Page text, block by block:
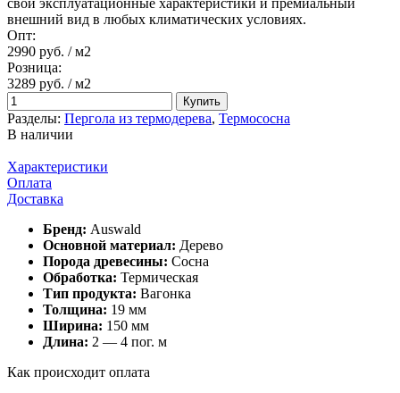
внешний вид в любых климатических условиях.
Опт:
2990 руб. / м2
Розница:
3289 руб. / м2
Купить
Разделы: Пергола из термодерева, Термососна
В наличии
Характеристики
Оплата
Доставка
Бренд: Auswald
Основной материал: Дерево
Порода древесины: Сосна
Обработка: Термическая
Тип продукта: Вагонка
Толщина: 19 мм
Ширина: 150 мм
Длина: 2 — 4 пог. м
Как происходит оплата